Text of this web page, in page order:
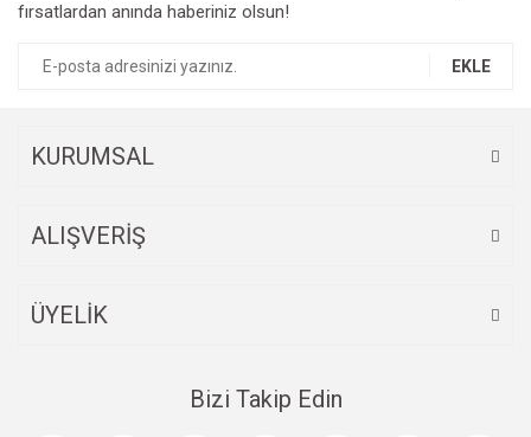
Ürün açıklamasında eksik bilgiler bulunuyor.
fırsatlardan anında haberiniz olsun!
EKLE
KURUMSAL
ALIŞVERİŞ
ÜYELİK
Bizi Takip Edin